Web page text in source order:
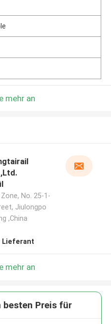
mehr an
No. 25-1-
Jiulongpo
,China
Lieferant
mehr an
besten Preis für